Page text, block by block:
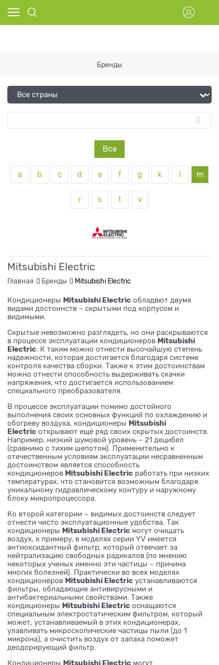
Бренды
Все
a b c d e f g k m
r s t v
Mitsubishi Electric
Главная Бренды Mitsubishi Electric
Кондиционеры Mitsubishi Electric обладвют двумя
видами достоинств – скрытыми под корпусом и
видимыми.
Скрытые невозможно разглядеть, но они раскрываются
в процессе эксплуатации кондиционеров Mitsubishi
Electric. К таким можно отнести высочайшую степень
надежности, которая достигается благодаря системе
контроля качества сборки. Также к этим достоинствам
можно отнести способность выдерживать скачки
напряжения, что достигается использованием
специального преобразователя.
В процессе эксплуатации помимо достойного
выполнения своих основных функций по охлаждению и
обогреву воздуха, кондиционеры Mitsubishi
Electric открывают ещё ряд своих скрытых достоинств.
Например, низкий шумовой уровень – 21 децибел
(сравнимо с тихим шепотом). Применительно к
отечественным условиям эксплуатации несравненным
достоинством является способность
кондиционеров Mitsubishi Electric работать при низких
температурах, что становится возможным благодаря
уникальному гидравлическому контуру и наружному
блоку микропроцессора.
Ко второй категории – видимых достоинств следует
отнести чисто эксплуатационные удобства. Так
кондиционеры Mitsubishi Electric могут очищать
воздух, к примеру, в моделях серии YV имеется
антиоксидантный фильтр, который отвечает за
нейтрализацию свободных радикалов (по мнению
некоторых ученых именно эти частицы – причина
многих болезней). Практически во всех моделях
кондиционеров Mitsubishi Electric устанавливаются
фильтры, обладающие антивирусными и
антибактериальными свойствами. Также
кондиционеры Mitsubishi Electric оснащаются
специальным электростатическим фильтром, который
может, устанавливаемый в этих кондиционерах,
улавливать микроскопические частицы пыли (до 1
микрона), а очистить воздух от запаха поможет
деодорирующий фильтр.
Кондиционеры
могут